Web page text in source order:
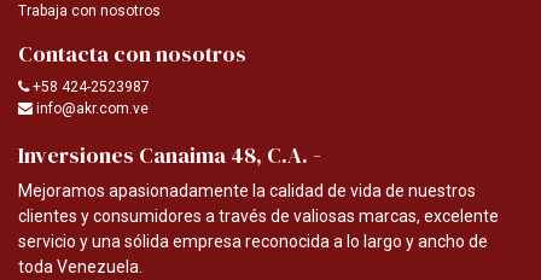
Trabaja con nosotros
Contacta con nosotros
+58 424-2523987
info@akr.com.ve
Inversiones Canaima 48, C.A. -
Mejoramos apasionadamente la calidad de vida de nuestros
clientes y consumidores a través de valiosas marcas, excelente
servicio y una sólida empresa reconocida a lo largo y ancho de
toda Venezuela.